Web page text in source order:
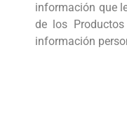
información que
de los
información